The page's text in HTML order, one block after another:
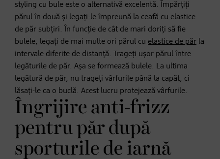
styling cu bule este o alternativă excelentă. Împărțiți
părul în două și legați-le împreună la ceafă cu elastice
de păr subțiri. În funcție de cât de mari doriți să fie
bulele, legați de mai multe ori părul cu elastice de păr la
intervale diferite de distanță. Trageți ușor părul între
legăturile de păr. Așa se formează bulele. La ultima
legătură de păr, nu trageți vârfurile până la capăt, ci
lăsați-le ca o buclă. Acest lucru protejează vârfurile.
Îngrijire anti-frizz
pentru păr după
sporturile de iarnă